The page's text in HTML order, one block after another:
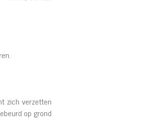
zich verzetten
op grond